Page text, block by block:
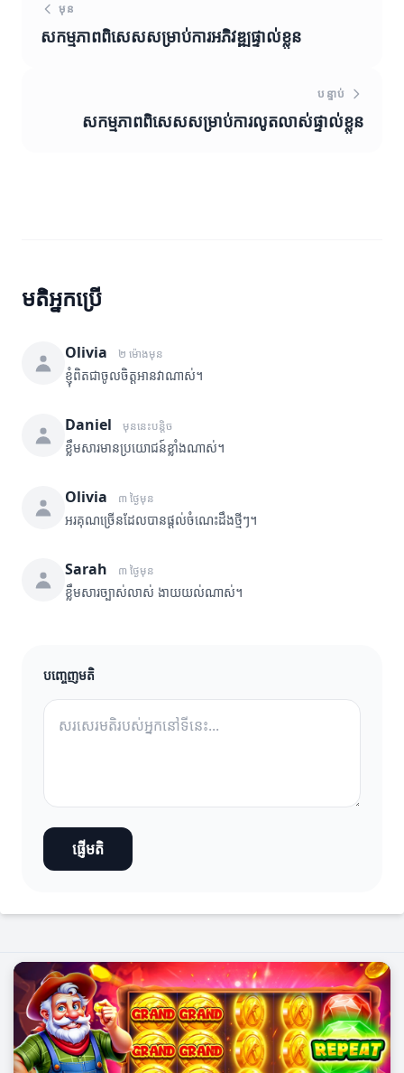
មុន
សកម្មភាពពិសេសសម្រាប់ការអភិវឌ្ឍផ្ទាល់ខ្លួន
បន្ទាប់
សកម្មភាពពិសេសសម្រាប់ការលូតលាស់ផ្ទាល់ខ្លួន
មតិអ្នកប្រើ
Olivia ២ ម៉ោងមុន
ខ្ញុំពិតជាចូលចិត្តអានវាណាស់។
Daniel មុននេះបន្តិច
ខ្លឹមសារមានប្រយោជន៍ខ្លាំងណាស់។
Olivia ៣ ថ្ងៃមុន
អរគុណច្រើនដែលបានផ្តល់ចំណេះដឹងថ្មីៗ។
Sarah ៣ ថ្ងៃមុន
ខ្លឹមសារច្បាស់លាស់ ងាយយល់ណាស់។
បញ្ចេញមតិ
ផ្ញើមតិ